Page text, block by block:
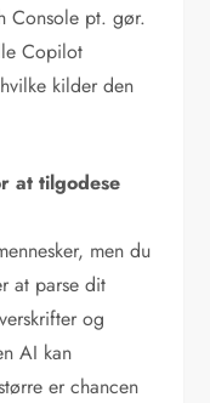
Console pt. gør.
Copilot
kilder den
at tilgodese
men du
at parse dit
og
AI kan
er chancen